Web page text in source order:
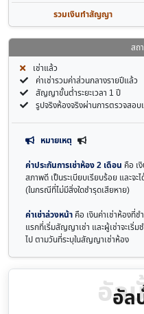
รวมเงินทำสัญญา
สถ
เช่าแล้ว
ค่าเช่ารวมค่าส่วนกลางรายปีแล้ว
สัญญาขั้นต่ำระยะเวลา 1 ปี
รูปจริงห้องจริงผ่านการตรวจสอบ
หมายเหตุ
ค่าประกันการเช่าห้อง 2 เดือน คือ เ
สภาพดี เป็นระเบียบเรียบร้อย และจ
(ในกรณีที่ไม่มีสิ่งใดชำรุดเสียหาย)
ค่าเช่าล่วงหน้า คือ เงินค่าเช่าห้องที่
แรกที่เริ่มสัญญาเช่า และผู้เช่าจะเริ่ม
ไป ตามวันที่ระบุในสัญญาเช่าห้อง
อัล
อัล